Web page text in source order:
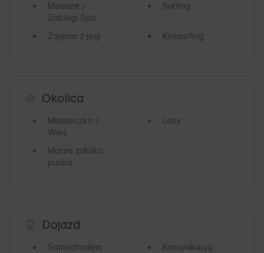
Masaże /
Zabiegi Spa
Surfing
Zajęcia z jogi Kitesurfing
Okolica
Miasteczko /
Wieś
Lasy
Morze zatoka
pucka
Dojazd
Samochodem
Komunikacją